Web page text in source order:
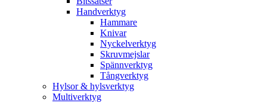
Handverktyg
Hammare
Knivar
Nyckelverktyg
Skruvmejslar
Spännverktyg
Tångverktyg
Hylsor & hylsverktyg
Multiverktyg